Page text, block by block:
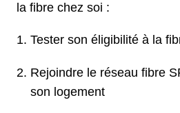
la fibre chez soi :
Tester son éligibilité à la
Rejoindre le réseau fibre
son logement